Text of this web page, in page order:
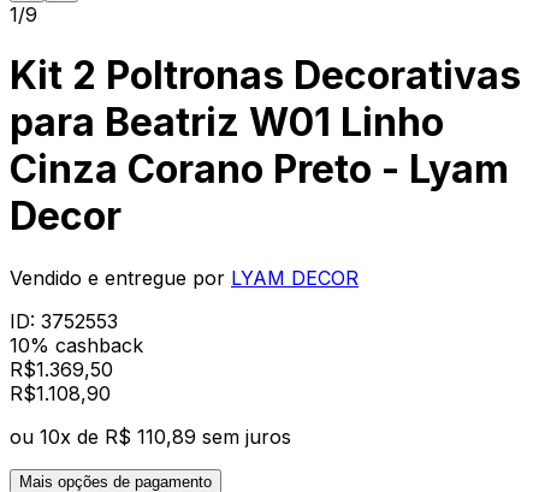
1/9
Kit 2 Poltronas Decorativas
para Beatriz W01 Linho
Cinza Corano Preto - Lyam
Decor
Vendido e entregue por LYAM DECOR
ID: 3752553
10% cashback
R$1.369,50
R$1.108,90
ou 10x de R$ 110,89 sem juros
Mais opções de pagamento